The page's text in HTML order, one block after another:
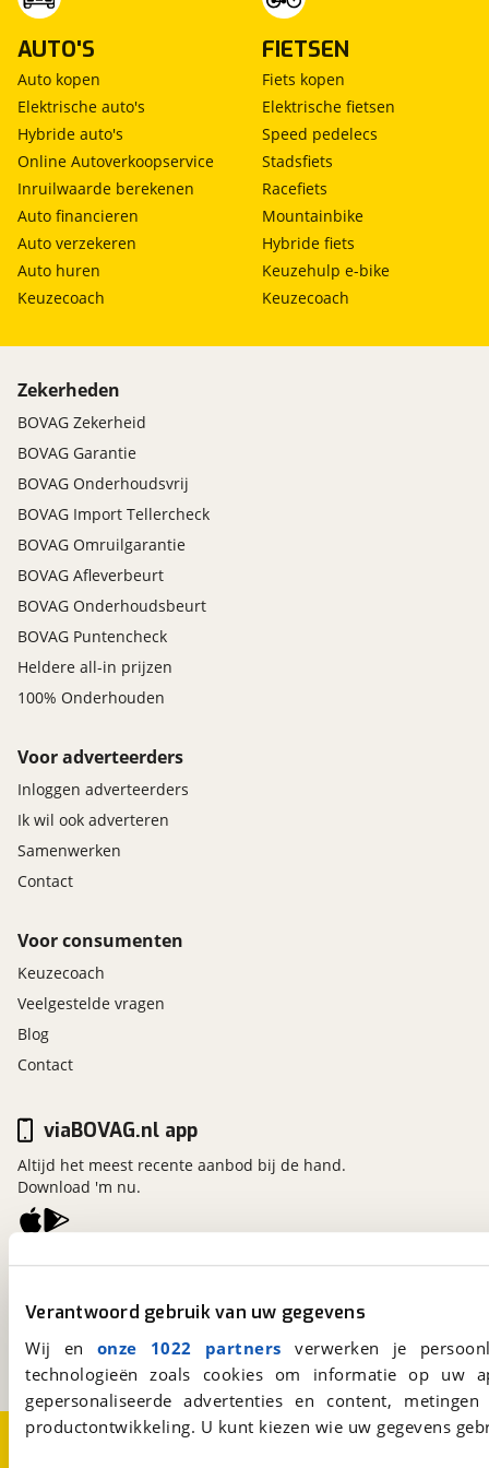
Verantwoord gebruik van uw gegevens
Wij en onze 1022 partners verwerken je
technologieën zoals cookies om informatie op
gepersonaliseerde advertenties en content,
productontwikkeling. U kunt kiezen wie uw gegevens
AUTO'S
Auto kopen
Elektrische auto's
Hybride auto's
Online Autoverkoopservice
Inruilwaarde berekenen
Auto financieren
Auto verzekeren
Auto huren
Keuzecoach
FIETSEN
Fiets kopen
Elektrische fietsen
Speed pedelecs
Stadsfiets
Racefiets
Mountainbike
Hybride fiets
Keuzehulp e-bike
Keuzecoach
Zekerheden
BOVAG Zekerheid
BOVAG Garantie
BOVAG Onderhoudsvrij
BOVAG Import Tellercheck
BOVAG Omruilgarantie
BOVAG Afleverbeurt
BOVAG Onderhoudsbeurt
BOVAG Puntencheck
Heldere all-in prijzen
100% Onderhouden
Voor adverteerders
Inloggen adverteerders
Ik wil ook adverteren
Samenwerken
Contact
Voor consumenten
Keuzecoach
Veelgestelde vragen
Blog
Contact
viaBOVAG.nl
Kosterijland
3981 AJ Bunnik
Een initiatief van
viaBOVAG.nl app
Altijd het meest recente aanbod bij de hand.
Download 'm nu.
Over viaBOVAG.nlDisclaimer- en Privacyverklaring